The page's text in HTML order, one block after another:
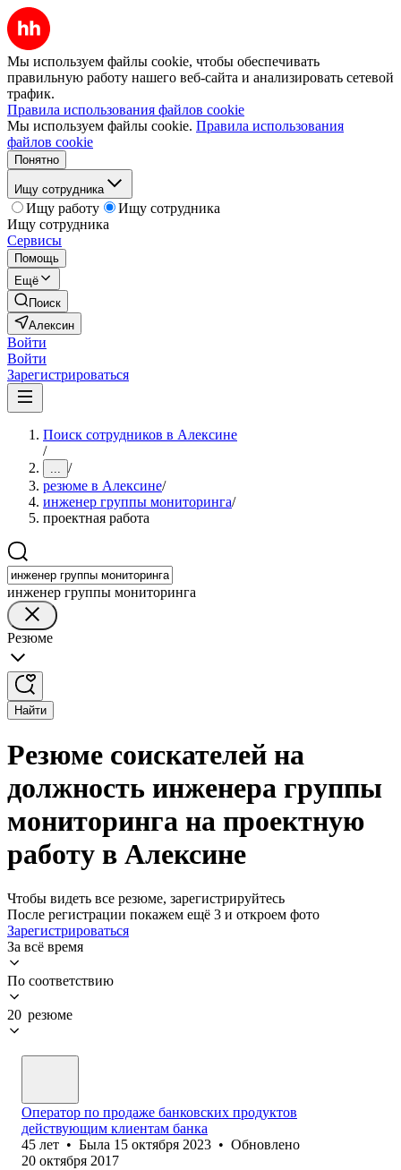
Мы используем файлы cookie, чтобы обеспечивать
правильную работу нашего веб-сайта и анализировать сетевой
трафик.
Правила использования файлов cookie
Мы используем файлы cookie. Правила использования
файлов cookie
Понятно
Ищу сотрудника
Ищу работу
Ищу сотрудника
Ищу сотрудника
Сервисы
Помощь
Ещё
Поиск
Алексин
Войти
Войти
Зарегистрироваться
Поиск сотрудников в Алексине
/
... /
резюме в Алексине/
инженер группы мониторинга/
проектная работа
инженер группы мониторинга
Резюме
Найти
Резюме соискателей на
должность инженера группы
мониторинга на проектную
работу в Алексине
Чтобы видеть все резюме, зарегистрируйтесь
После регистрации покажем ещё 3 и откроем фото
Зарегистрироваться
За всё время
По соответствию
20 резюме
Оператор по продаже банковских продуктов
действующим клиентам банка
45 лет • Была 15 октября 2023 • Обновлено
20 октября 2017